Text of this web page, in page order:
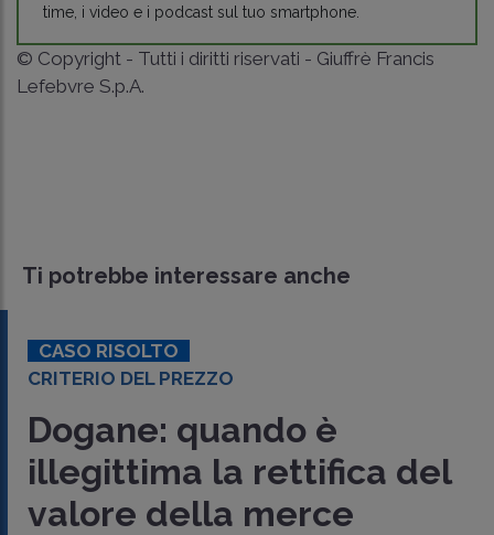
time, i video e i podcast sul tuo smartphone.
© Copyright - Tutti i diritti riservati - Giuffrè Francis
Lefebvre S.p.A.
Ti potrebbe interessare anche
CASO RISOLTO
CRITERIO DEL PREZZO
Dogane: quando è
illegittima la rettifica del
valore della merce